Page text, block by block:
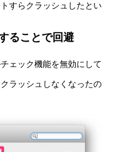
すらクラッシュしたとい
ることで回避
ェック機能を無効にして
ラッシュしなくなったの